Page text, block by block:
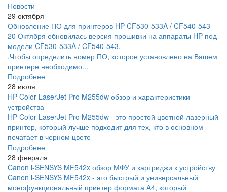
Новости
29 октября
Обновление ПО для принтеров HP CF530-533A / CF540-543
20 Октября обновилась версия прошивки на аппараты HP под
модели CF530-533A / CF540-543.
.Чтобы определить номер ПО, которое установлено на Вашем
принтере необходимо...
Подробнее
28 июля
HP Color LaserJet Pro M255dw обзор и характеристики
устройства
HP Color LaserJet Pro M255dw - это простой цветной лазерный
принтер, который лучше подходит для тех, кто в основном
печатает в черном цвете
Подробнее
28 февраля
Canon i-SENSYS MF542x обзор МФУ и картриджи к устройству
Canon i-SENSYS MF542x - это быстрый и универсальный
монофункциональный принтер формата A4, который